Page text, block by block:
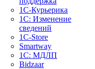
1С-Курьерика
1С: Изменение
сведений
1C-Store
Smartway
1С: МДЛП
Bidzaar